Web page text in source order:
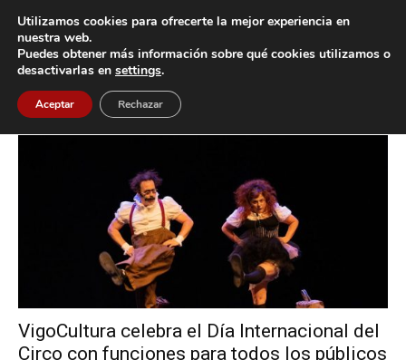
Inicio Etiquetas Zirko Txosco
Etiqueta: Zirko Txosco
VigoCultura celebra el Día Internacional del
Circo con funciones para todos los públicos
Utilizamos cookies para ofrecerte la mejor experiencia en
nuestra web.
Puedes obtener más información sobre qué cookies utilizamos o
desactivarlas en settings.
Aceptar Rechazar